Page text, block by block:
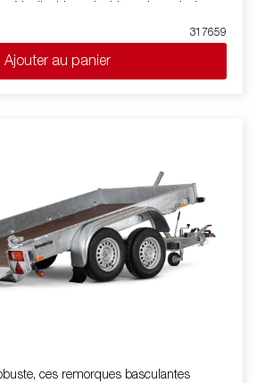
inclinable et double rouleaux latéraux
pour s'adapter facilement à votre
à chaud pour une meilleure
vie de votre remorque. Les faisceaux
dissimulés et protégés dans le
votre bateau sur votre
Les feux télescopiques réglables
la remorque pour bateau, offrant une
commodité et sécurité sur la route.
entièrement étanche, y compris le
Les images sont fournies à titre
peuvent ilustrer des équipements en
317659
Ajouter au panier
ces remorques basculantes